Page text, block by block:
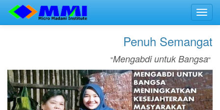
Penuh Semangat
"Mengabdi untuk Bangsa"